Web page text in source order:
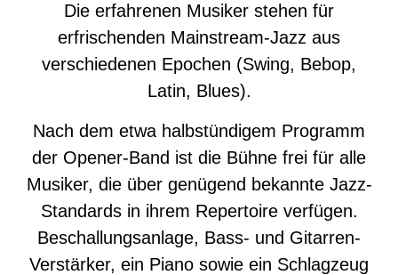
Die erfahrenen Musiker stehen für
erfrischenden Mainstream-Jazz aus
verschiedenen Epochen (Swing, Bebop,
Latin, Blues).
Nach dem etwa halbstündigem Programm
der Opener-Band ist die Bühne frei für alle
Musiker, die über genügend bekannte Jazz-
Standards in ihrem Repertoire verfügen.
Beschallungsanlage, Bass- und Gitarren-
Verstärker, ein Piano sowie ein Schlagzeug